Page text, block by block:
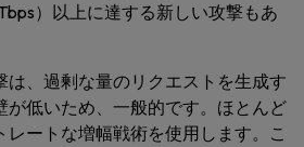
）以上に達する新しい攻撃もあ
は、過剰な量のリクエストを生成す
が低いため、一般的です。ほとんど
ートな増幅戦術を使用します。こ